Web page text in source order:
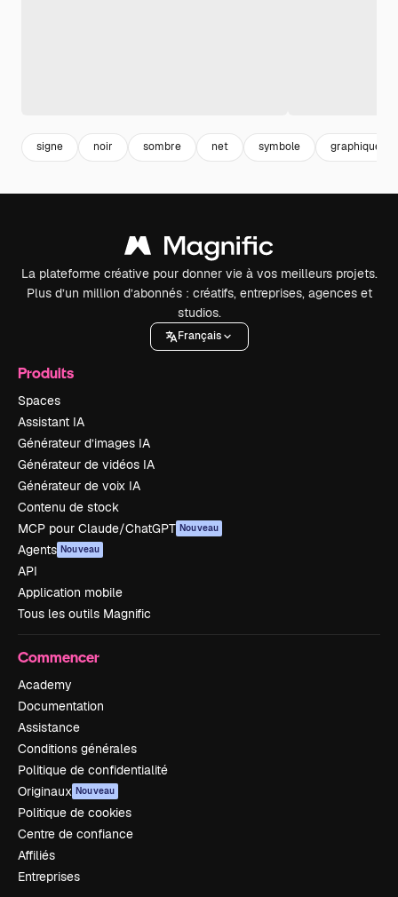
signe noir sombre net symbole graphique
La plateforme créative pour donner vie à vos meilleurs projets.
Plus d’un million d’abonnés : créatifs, entreprises, agences et
studios.
Français
Produits
Spaces
Assistant IA
Générateur d’images IA
Générateur de vidéos IA
Générateur de voix IA
Contenu de stock
MCP pour Claude/ChatGPT Nouveau
Agents Nouveau
API
Application mobile
Tous les outils Magnific
Commencer
Academy
Documentation
Assistance
Conditions générales
Politique de confidentialité
Originaux Nouveau
Politique de cookies
Centre de confiance
Affiliés
Entreprises